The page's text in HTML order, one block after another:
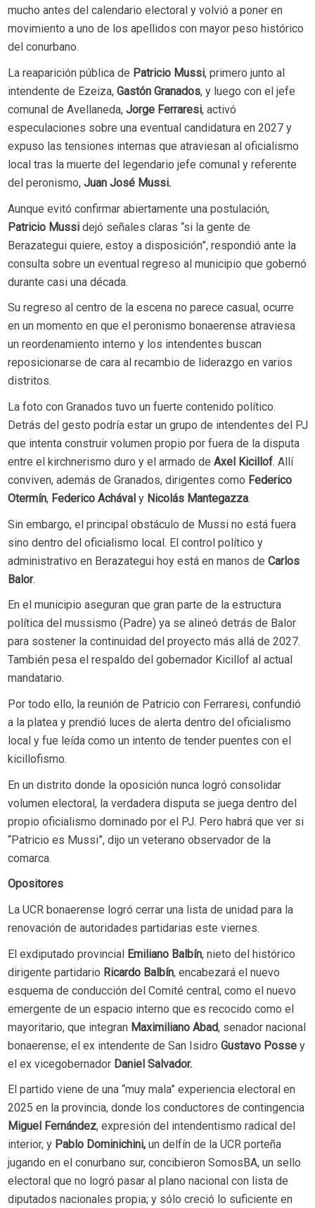
mucho antes del calendario electoral y volvió a poner en
movimiento a uno de los apellidos con mayor peso histórico
del conurbano.
La reaparición pública de Patricio Mussi, primero junto al
intendente de Ezeiza, Gastón Granados, y luego con el jefe
comunal de Avellaneda, Jorge Ferraresi, activó
especulaciones sobre una eventual candidatura en 2027 y
expuso las tensiones internas que atraviesan al oficialismo
local tras la muerte del legendario jefe comunal y referente
del peronismo, Juan José Mussi.
Aunque evitó confirmar abiertamente una postulación,
Patricio Mussi dejó señales claras “si la gente de
Berazategui quiere, estoy a disposición”, respondió ante la
consulta sobre un eventual regreso al municipio que gobernó
durante casi una década.
Su regreso al centro de la escena no parece casual, ocurre
en un momento en que el peronismo bonaerense atraviesa
un reordenamiento interno y los intendentes buscan
reposicionarse de cara al recambio de liderazgo en varios
distritos.
La foto con Granados tuvo un fuerte contenido político.
Detrás del gesto podría estar un grupo de intendentes del PJ
que intenta construir volumen propio por fuera de la disputa
entre el kirchnerismo duro y el armado de Axel Kicillof. Allí
conviven, además de Granados, dirigentes como Federico
Otermín, Federico Achávaly Nicolás Mantegazza.
Sin embargo, el principal obstáculo de Mussi no está fuera
sino dentro del oficialismo local. El control político y
administrativo en Berazategui hoy está en manos de Carlos
Balor.
En el municipio aseguran que gran parte de la estructura
política del mussismo (Padre) ya se alineó detrás de Balor
para sostener la continuidad del proyecto más allá de 2027.
También pesa el respaldo del gobernador Kicillof al actual
mandatario.
Por todo ello, la reunión de Patricio con Ferraresi, confundió
a la platea y prendió luces de alerta dentro del oficialismo
local y fue leída como un intento de tender puentes con el
kicillofismo.
En un distrito donde la oposición nunca logró consolidar
volumen electoral, la verdadera disputa se juega dentro del
propio oficialismo dominado por el PJ. Pero habrá que ver si
“Patricio es Mussi”, dijo un veterano observador de la
comarca.
Opositores
La UCR bonaerense logró cerrar una lista de unidad para la
renovación de autoridades partidarias este viernes.
El exdiputado provincial Emiliano Balbín, nieto del histórico
dirigente partidario Ricardo Balbín, encabezará el nuevo
esquema de conducción del Comité central, como el nuevo
emergente de un espacio interno que es recocido como el
mayoritario, que integran Maximiliano Abad, senador nacional
bonaerense; el ex intendente de San Isidro Gustavo Possey
el ex vicegobernador Daniel Salvador.
El partido viene de una “muy mala” experiencia electoral en
2025 en la provincia, donde los conductores de contingencia
Miguel Fernández, expresión del intendentismo radical del
interior, y Pablo Dominichini,un delfín de la UCR porteña
jugando en el conurbano sur, concibieron SomosBA, un sello
electoral que no logró pasar al plano nacional con lista de
diputados nacionales propia; y sólo creció lo suficiente en